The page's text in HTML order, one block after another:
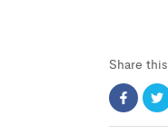
Share this